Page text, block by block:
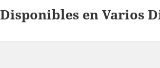
en Varios